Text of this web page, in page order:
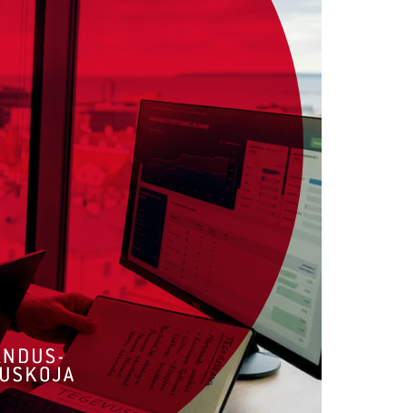
kogemuskodulehtede ja e-poodide
ning digiturunduses
. Meie juures on Teil
oma veebipõhistele vajadustele
I nternetist hästi leitav , toob
rohkem
.